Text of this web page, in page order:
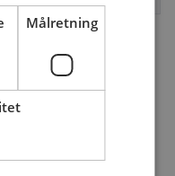
Målretning